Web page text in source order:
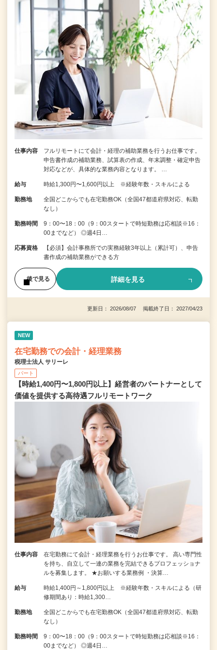
仕事内容
フルリモートにて会計・経理の補助業務を行うお仕事です。
申告書作成の補助業務、試算表の作成、年末調整・確定申告
対応などが、具体的な業務内容となります。 …
給与 時給1,300円〜1,600円以上 ※経験年数・スキルによる
勤務地
全国どこからでも在宅勤務OK（全国47都道府県対応、転勤
なし）
勤務時間
9：00〜18：00（9：00スタートで時短勤務は応相談※16：
00までなど） ◎週4日…
応募資格
【必須】会計事務所での実務経験3年以上（累計可）、申告
書作成の補助業務ができる方
後で見る 詳細を見る
更新日： 2026/08/07 掲載終了日： 2027/04/23
NEW
在宅勤務での会計・経理業務
税理士法人 サリーレ
パート
【時給1,400円〜1,800円以上】経営者のパートナーとして
価値を提供する⾼待遇フルリモートワーク
仕事内容
在宅勤務にて会計・経理業務を行うお仕事です。 高い専門性
を持ち、自立して一連の業務を完結できるプロフェッショナ
ルを募集します。 ★お願いする業務例 ・決算…
給与
時給1,400円～1,800円以上 ※経験年数・スキルによる（研
修期間あり：時給1,300…
勤務地
全国どこからでも在宅勤務OK（全国47都道府県対応、転勤
なし）
勤務時間
9：00〜18：00（9：00スタートで時短勤務は応相談※16：
00までなど） ◎週4日…